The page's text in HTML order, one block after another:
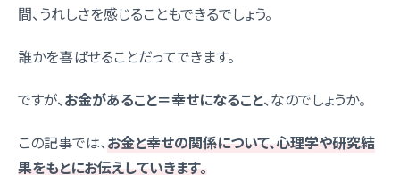
間、うれしさを感じることもできるでしょう。
誰かを喜ばせることだってできます。
ですが、お金があること＝幸せになること、なのでしょうか。
この記事では、お金と幸せの関係について、心理学や研究結
果をもとにお伝えしていきます。